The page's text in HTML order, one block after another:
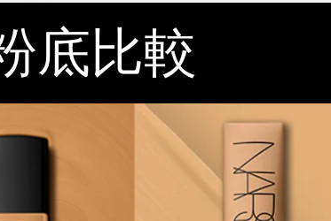
底比較